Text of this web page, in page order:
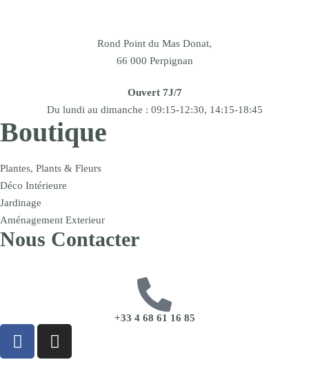
Rond Point du Mas Donat,
66 000 Perpignan
Ouvert 7J/7
Du lundi au dimanche : 09:15-12:30, 14:15-18:45
Boutique
Plantes, Plants & Fleurs
Déco Intérieure
Jardinage
Aménagement Exterieur
Nous Contacter
+33 4 68 61 16 85